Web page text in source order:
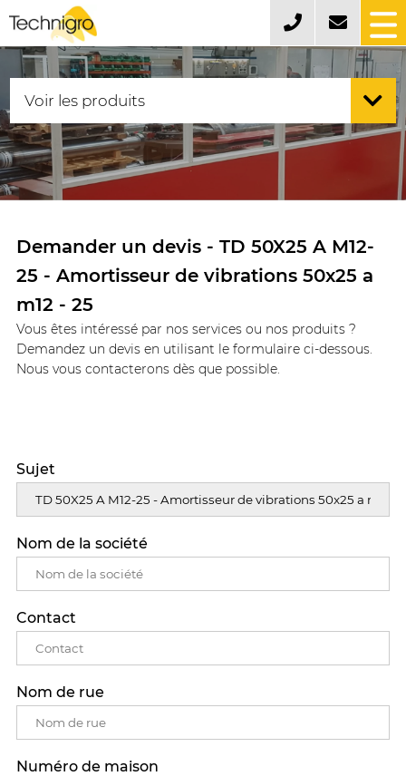
Demander un devis - TD 50X25 A M12-
25 - Amortisseur de vibrations 50x25 a
m12 - 25
Vous êtes intéressé par nos services ou nos produits ?
Demandez un devis en utilisant le formulaire ci-dessous.
Nous vous contacterons dès que possible.
Sujet
Nom de la société
Contact
Nom de rue
Numéro de maison